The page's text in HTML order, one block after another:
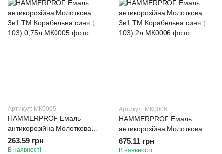
Артикул: МК0005
HAMMERPROF Емаль
антикорозійна Молоткова
3в1 ТМ Корабельна синя (
103) 0,75л
263.59 грн
В наявності
Артикул: МК0006
HAMMERPROF Емаль
антикорозійна Молоткова
3в1 ТМ Корабельна синя (
103) 2л
675.11 грн
В наявності